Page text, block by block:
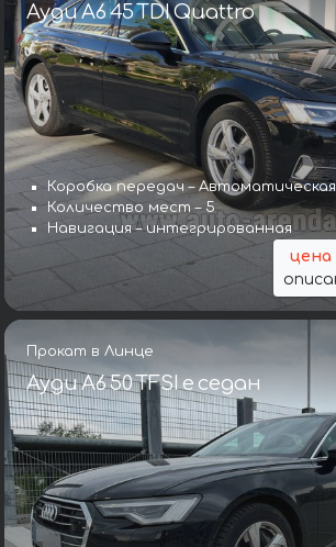
Ауди A6 45 TDI Quattro
Коробка передач – Автоматическая
Количество мест – 5
Навигация – интегрированная
цена
Прокат в Линце
Ауди A6 50 TFSI e седан